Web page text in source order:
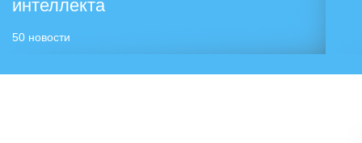
интеллекта
50 новости